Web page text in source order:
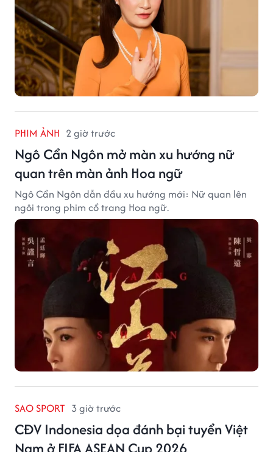
PHIM ẢNH 2 giờ trước
Ngô Cẩn Ngôn mở màn xu hướng nữ
quan trên màn ảnh Hoa ngữ
Ngô Cẩn Ngôn dẫn đầu xu hướng mới: Nữ quan lên
ngôi trong phim cổ trang Hoa ngữ.
SAO SPORT 3 giờ trước
CĐV Indonesia dọa đánh bại tuyển Việt
Nam ở FIFA ASEAN Cup 2026